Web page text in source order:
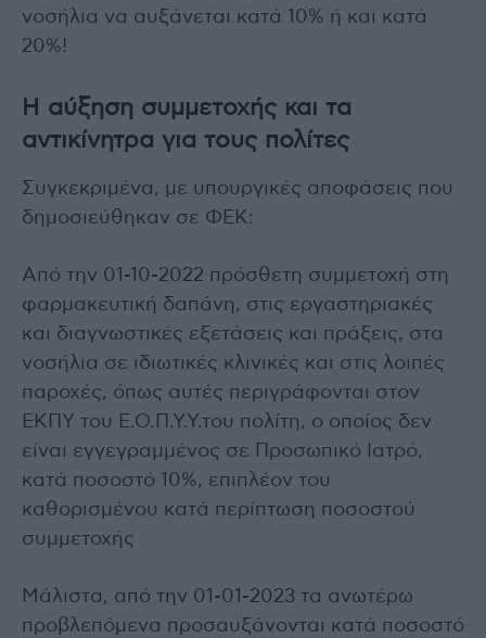
νοσήλια να αυξάνεται κατά 10% ή και κατά
20%!
Η αύξηση συμμετοχής και τα
αντικίνητρα για τους πολίτες
Συγκεκριμένα, με υπουργικές αποφάσεις που
δημοσιεύθηκαν σε ΦΕΚ:
Από την 01-10-2022 πρόσθετη συμμετοχή στη
φαρμακευτική δαπάνη, στις εργαστηριακές
και διαγνωστικές εξετάσεις και πράξεις, στα
νοσήλια σε ιδιωτικές κλινικές και στις λοιπές
παροχές, όπως αυτές περιγράφονται στον
ΕΚΠΥ του Ε.Ο.Π.Υ.Υ.του πολίτη, ο οποίος δεν
είναι εγγεγραμμένος σε Προσωπικό Ιατρό,
κατά ποσοστό 10%, επιπλέον του
καθορισμένου κατά περίπτωση ποσοστού
συμμετοχής
Μάλιστα, από την 01-01-2023 τα ανωτέρω
προβλεπόμενα προσαυξάνονται κατά ποσοστό